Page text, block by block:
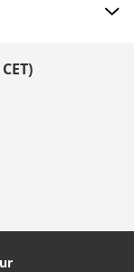
Italien (Deutsch)